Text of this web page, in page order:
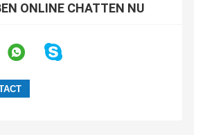
ONLINE CHATTEN NU